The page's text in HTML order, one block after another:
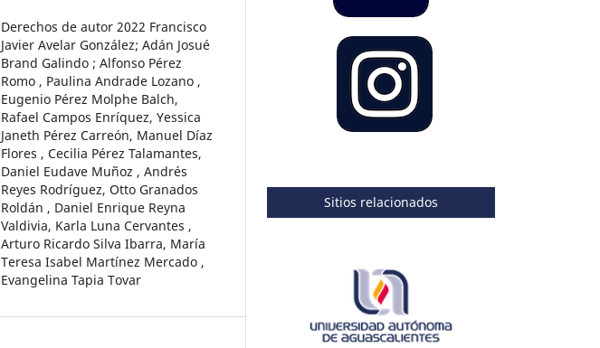
Derechos de autor 2022 Francisco
Javier Avelar González; Adán Josué
Brand Galindo ; Alfonso Pérez
Romo , Paulina Andrade Lozano ,
Eugenio Pérez Molphe Balch,
Rafael Campos Enríquez, Yessica
Janeth Pérez Carreón, Manuel Díaz
Flores , Cecilia Pérez Talamantes,
Daniel Eudave Muñoz , Andrés
Reyes Rodríguez, Otto Granados
Roldán , Daniel Enrique Reyna
Valdivia, Karla Luna Cervantes ,
Arturo Ricardo Silva Ibarra, María
Teresa Isabel Martínez Mercado ,
Evangelina Tapia Tovar
Sitios relacionados